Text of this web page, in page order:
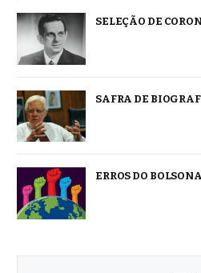
SELEÇÃO DE
SAFRA DE
ERROS DO